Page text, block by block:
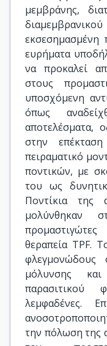
μεμβράνης,
εκσεσημασμένη
ευρήματα
να προκαλεί
στους
υποσχόμενη
όπως
αποτελέσματα,
στην
πειραματικό
ποντικών, με
του ως
Ποντίκια της
θεραπεία TPF.
φλεγμονώδους
μόλυνσης
παρασιτικού
λεμφαδένες.
την πόλωση της